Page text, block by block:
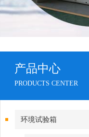
产品中心
PRODUCTS CENTER
环境试验箱